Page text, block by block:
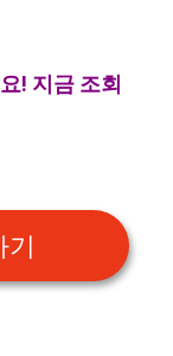
! 지금 조회
기